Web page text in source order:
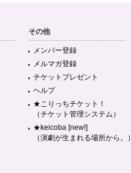
その他
メンバー登録
メルマガ登録
チケットプレゼント
ヘルプ
★こりっちチケット！
（チケット管理システム）
★keicoba [new!]
（演劇が生まれる場所から。）